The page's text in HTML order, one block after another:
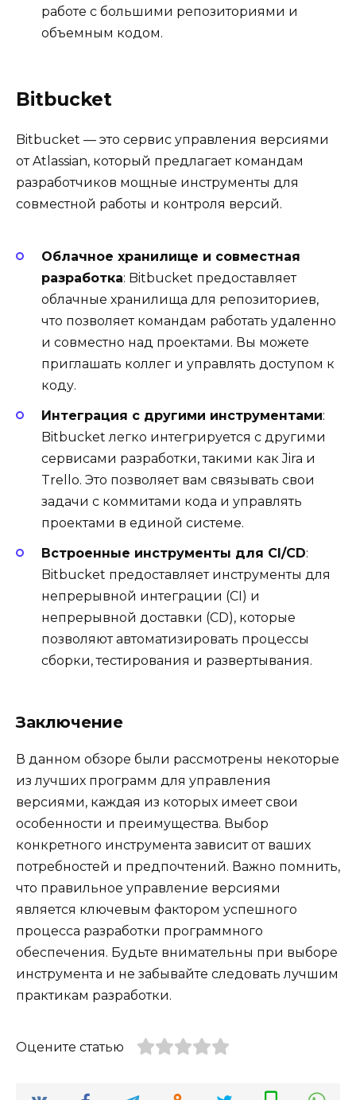
работе с большими репозиториями и
объемным кодом.
Bitbucket
Bitbucket — это сервис управления версиями
от Atlassian, который предлагает командам
разработчиков мощные инструменты для
совместной работы и контроля версий.
Облачное хранилище и совместная
разработка: Bitbucket предоставляет
облачные хранилища для репозиториев,
что позволяет командам работать удаленно
и совместно над проектами. Вы можете
приглашать коллег и управлять доступом к
коду.
Интеграция с другими инструментами:
Bitbucket легко интегрируется с другими
сервисами разработки, такими как Jira и
Trello. Это позволяет вам связывать свои
задачи с коммитами кода и управлять
проектами в единой системе.
Встроенные инструменты для CI/CD:
Bitbucket предоставляет инструменты для
непрерывной интеграции (CI) и
непрерывной доставки (CD), которые
позволяют автоматизировать процессы
сборки, тестирования и развертывания.
Заключение
В данном обзоре были рассмотрены некоторые
из лучших программ для управления
версиями, каждая из которых имеет свои
особенности и преимущества. Выбор
конкретного инструмента зависит от ваших
потребностей и предпочтений. Важно помнить,
что правильное управление версиями
является ключевым фактором успешного
процесса разработки программного
обеспечения. Будьте внимательны при выборе
инструмента и не забывайте следовать лучшим
практикам разработки.
Оцените статью